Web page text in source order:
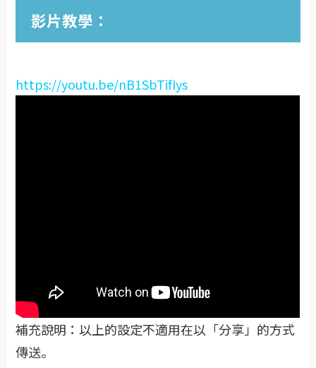
影片教學：
https://youtu.be/nB1SbTifIys
補充說明：以上的設定不適用在以「分享」的方式
傳送。